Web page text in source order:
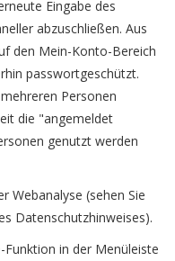
Eingabe des
abzuschließen. Aus
den Mein-Konto-Bereich
passwortgeschützt.
Personen
die "angemeldet
genutzt werden
Webanalyse (sehen Sie
Datenschutzhinweises).
in der Menüleiste